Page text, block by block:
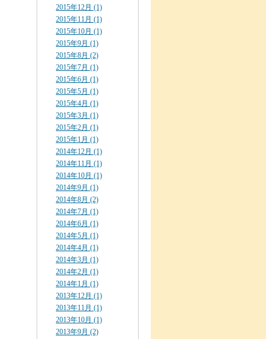
2015年12月 (1)
2015年11月 (1)
2015年10月 (1)
2015年9月 (1)
2015年8月 (2)
2015年7月 (1)
2015年6月 (1)
2015年5月 (1)
2015年4月 (1)
2015年3月 (1)
2015年2月 (1)
2015年1月 (1)
2014年12月 (1)
2014年11月 (1)
2014年10月 (1)
2014年9月 (1)
2014年8月 (2)
2014年7月 (1)
2014年6月 (1)
2014年5月 (1)
2014年4月 (1)
2014年3月 (1)
2014年2月 (1)
2014年1月 (1)
2013年12月 (1)
2013年11月 (1)
2013年10月 (1)
2013年9月 (2)